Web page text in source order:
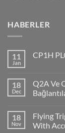
HABERLER
11
Jan
CP1H
CP1H
PLC
ile
Haberleşmesi
18
Dec
Q2A Ve
on
Q2A
Ve
18
Nov
Flying
With